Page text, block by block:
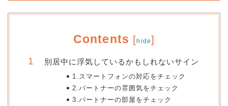
Contents [hide]
別居中に浮気しているかもしれないサイン
1.スマートフォンの対応をチェック
2.パートナーの雰囲気をチェック
3.パートナーの部屋をチェック